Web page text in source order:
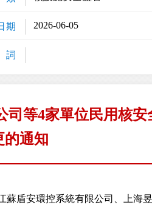
期 2026-06-05
詞
司等4家單位民用核安
的通知
盾安環控系統有限公司、上海